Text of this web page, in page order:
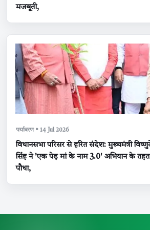
मजबूती,
पर्यावरण • 14 Jul 2026
विधानसभा परिसर से हरित संदेश: मुख्यमंत्री
सिंह ने 'एक पेड़ मां के नाम 3.0' अभियान के तहत
पौधा,